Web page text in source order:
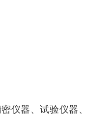
仪器、试验仪器